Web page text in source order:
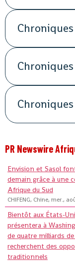
Chroniques
Chroniques
Chroniques
PR Newswire
Envision et Sasol
demain grâce à une
Afrique du Sud
CHIFENG, Chine, mer.,
Bientôt aux États-
présentera à
de quatre milliards
recherchent des
traditionnels